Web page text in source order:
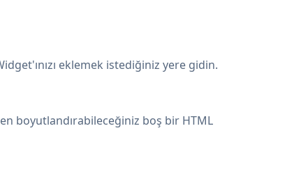
eklemek istediğiniz yere gidin.
boyutlandırabileceğiniz boş bir HTML